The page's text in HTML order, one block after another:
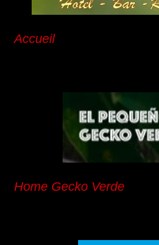
Accueil
Home Gecko Verde